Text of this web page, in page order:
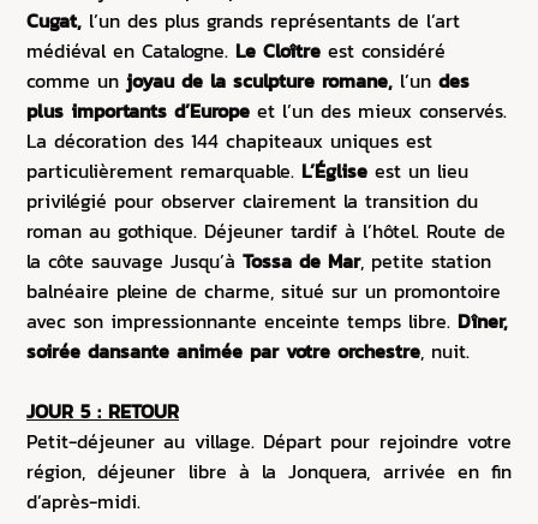
Cugat, l’un des plus grands représentants de l’art
médiéval en Catalogne. Le Cloître est considéré
comme un joyau de la sculpture romane, l’un des
plus importants d’Europe et l’un des mieux conservés.
La décoration des 144 chapiteaux uniques est
particulièrement remarquable. L’Église est un lieu
privilégié pour observer clairement la transition du
roman au gothique. Déjeuner tardif à l’hôtel. Route de
la côte sauvage Jusqu’à Tossa de Mar, petite station
balnéaire pleine de charme, situé sur un promontoire
avec son impressionnante enceinte temps libre. Dîner,
soirée dansante animée par votre orchestre, nuit.
JOUR 5 : RETOUR
Petit-déjeuner au village. Départ pour rejoindre votre
région, déjeuner libre à la Jonquera, arrivée en fin
d’après-midi.